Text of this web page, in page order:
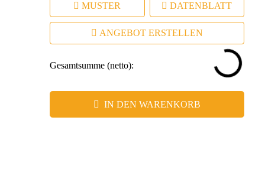
MUSTER DATENBLATT
ANGEBOT ERSTELLEN
Gesamtsumme (netto):
IN DEN WARENKORB